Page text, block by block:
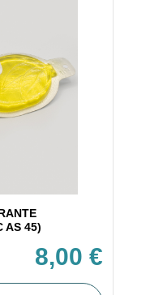
AS 45)
8,00 €